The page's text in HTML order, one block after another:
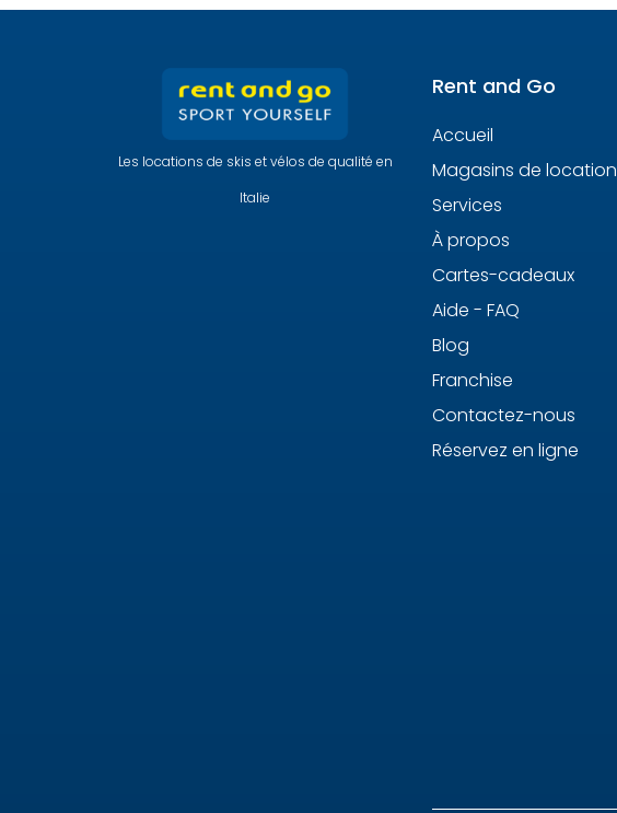
Les locations de skis et vélos de qualité en
Italie
Rent and Go
Accueil
Magasins de location
Services
À propos
Cartes-cadeaux
Aide - FAQ
Blog
Franchise
Contactez-nous
Réservez en ligne